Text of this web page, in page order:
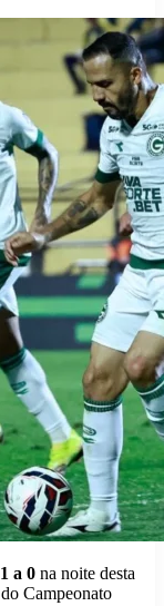
1 a 0 na noite desta
Campeonato